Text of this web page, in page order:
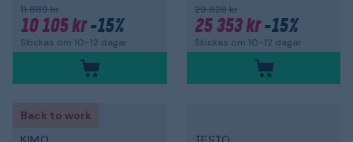
11 889 kr
10 105 kr-15%
Skickas om 10-12 dagar
29 828 kr
25 353 kr-15%
Skickas om 10-12 dagar
Back to work